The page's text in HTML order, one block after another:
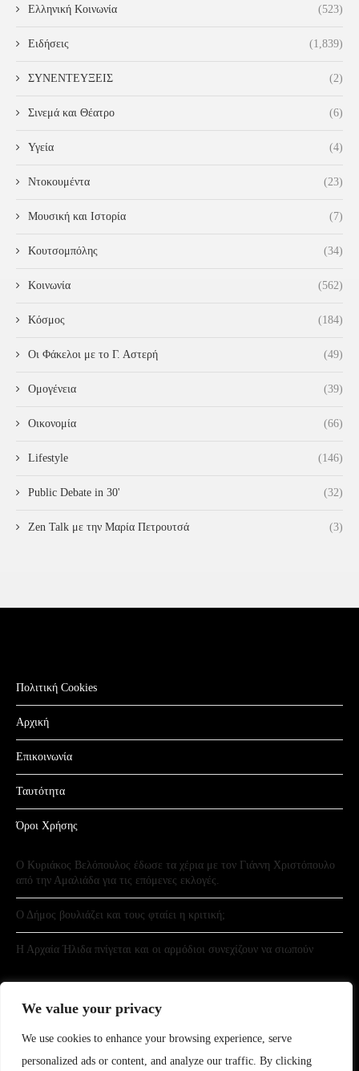
We value your privacy
We use cookies to enhance your browsing experience, serve
personalized ads or content, and analyze our traffic. By clicking
Ελληνική Κοινωνία (523)
Ειδήσεις (1,839)
ΣΥΝΕΝΤΕΥΞΕΙΣ (2)
Σινεμά και Θέατρο (6)
Υγεία (4)
Ντοκουμέντα (23)
Μουσική και Ιστορία (7)
Κουτσομπόλης (34)
Κοινωνία (562)
Κόσμος (184)
Οι Φάκελοι με το Γ. Αστερή (49)
Ομογένεια (39)
Οικονομία (66)
Lifestyle (146)
Public Debate in 30' (32)
Zen Talk με την Μαρία Πετρουτσά (3)
Πολιτική Cookies
Αρχική
Επικοινωνία
Ταυτότητα
Όροι Χρήσης
Ο Κυριάκος Βελόπουλος έδωσε τα χέρια με τον Γιάννη Χριστόπουλο
από την Αμαλιάδα για τις επόμενες εκλογές.
Ο Δήμος βουλιάζει και τους φταίει η κριτική;
Η Αρχαία Ήλιδα πνίγεται και οι αρμόδιοι συνεχίζουν να σιωπούν